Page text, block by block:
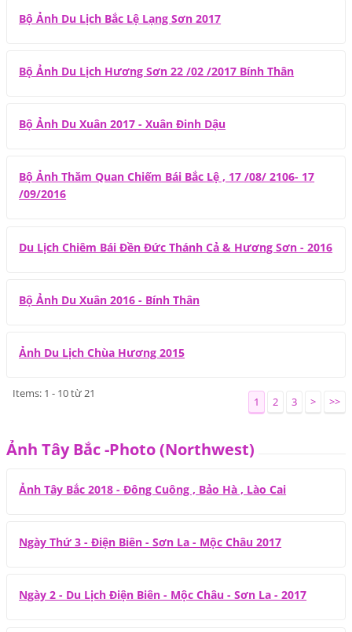
Bộ Ảnh Du Lịch Bắc Lệ Lạng Sơn 2017
Bộ Ảnh Du Lịch Hương Sơn 22 /02 /2017 Bính Thân
Bộ Ảnh Du Xuân 2017 - Xuân Đinh Dậu
Bộ Ảnh Thăm Quan Chiếm Bái Bắc Lệ , 17 /08/ 2106- 17
/09/2016
Du Lịch Chiêm Bái Đền Đức Thánh Cả & Hương Sơn - 2016
Bộ Ảnh Du Xuân 2016 - Bính Thân
Ảnh Du Lịch Chùa Hương 2015
Items: 1 - 10 từ 21
1 2 3 > >>
Ảnh Tây Bắc -Photo (Northwest)
Ảnh Tây Bắc 2018 - Đông Cuông , Bảo Hà , Lào Cai
Ngày Thứ 3 - Điện Biên - Sơn La - Mộc Châu 2017
Ngày 2 - Du Lịch Điện Biên - Mộc Châu - Sơn La - 2017